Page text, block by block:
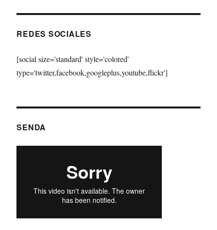
REDES SOCIALES
[social size='standard' style='colored'
type='twitter,facebook,googleplus,youtube,flickr']
SENDA